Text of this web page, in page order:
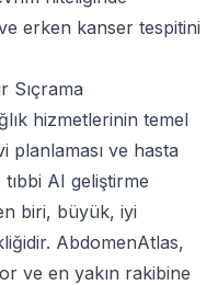
erken kanser tespitini
Sıçrama
hizmetlerinin temel
planlaması ve hasta
AI geliştirme
biri, büyük, iyi
AbdomenAtlas,
ve en yakın rakibine